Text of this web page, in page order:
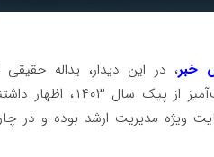
خبر، در این دیدار، یداله
خستگی‌ناپذیر این نیروها، به
ویژه مدیریت ارشد بوده و در